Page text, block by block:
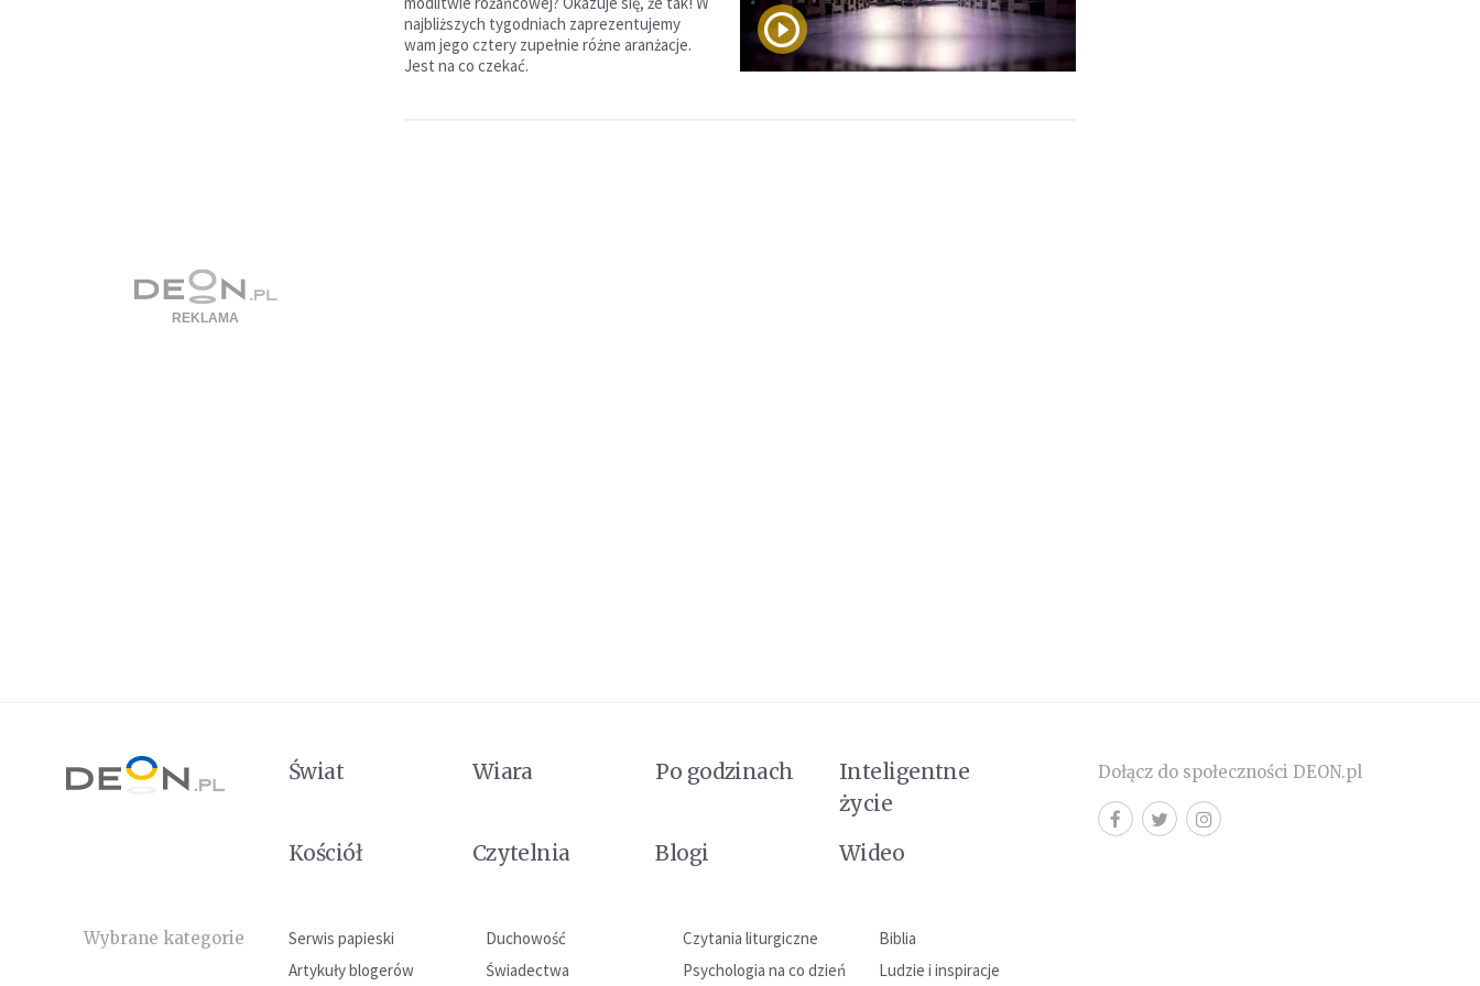
najbliższych tygodniach zaprezentujemy
wam jego cztery zupełnie różne aranżacje.
Jest na co czekać.
Świat Wiara Po godzinach
Inteligentne
życie
Kościół
Czytelnia Blogi Wideo
Wybrane kategorie Serwis papieski Duchowość Czytania liturgiczne
Biblia
Artykuły blogerów
Świadectwa Psychologia na co dzień Ludzie i inspiracje
Dołącz do społeczności DEON.pl